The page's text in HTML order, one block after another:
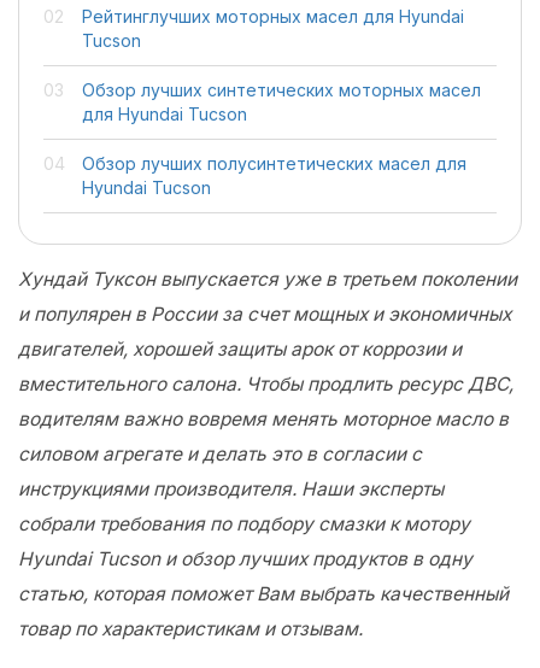
Рейтинглучших моторных масел для Hyundai
Tucson
Обзор лучших синтетических моторных масел
для Hyundai Tucson
Обзор лучших полусинтетических масел для
Hyundai Tucson
Хундай Туксон выпускается уже в третьем поколении
и популярен в России за счет мощных и экономичных
двигателей, хорошей защиты арок от коррозии и
вместительного салона. Чтобы продлить ресурс ДВС,
водителям важно вовремя менять моторное масло в
силовом агрегате и делать это в согласии с
инструкциями производителя. Наши эксперты
собрали требования по подбору смазки к мотору
Hyundai Tucson и обзор лучших продуктов в одну
статью, которая поможет Вам выбрать качественный
товар по характеристикам и отзывам.